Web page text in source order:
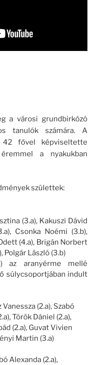
a városi grundbirkózó
tanulók számára. A
42 fővel képviseltette
a nyakukban
születtek:
(3.a), Kakuszi Dávid
Csonka Noémi (3.b),
(4.a), Brigán Norbert
Polgár László (3.b)
az aranyérme mellé
súlycsoportjában indult
(2.a), Szabó
Török Dániel (2.a),
(2.a), Guvat Vivien
Martin (3.a)
Alexanda (2.a),